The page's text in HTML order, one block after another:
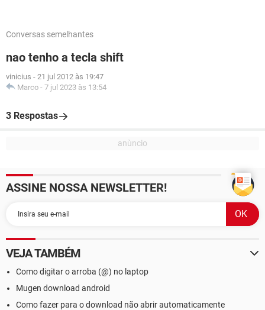
Conversas semelhantes
nao tenho a tecla shift
vinicius - 21 jul 2012 às 19:47
Marco - 7 jul 2023 às 13:54
3 Respostas
ASSINE NOSSA NEWSLETTER!
VEJA TAMBÉM
Como digitar o arroba (@) no laptop
Mugen download android
Como fazer para o download não abrir automaticamente